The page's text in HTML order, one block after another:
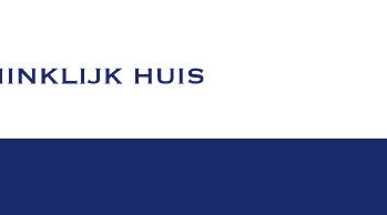
Huis